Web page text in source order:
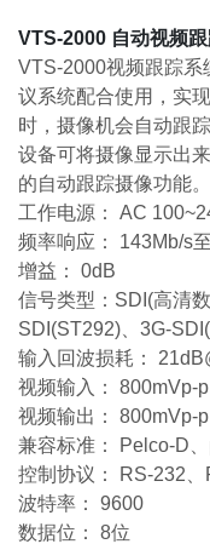
VTS-2000 自动视频
VTS-2000视频跟踪系
议系统配合使用，实
时，摄像机会自动跟
设备可将摄像显示出
的自动跟踪摄像功能
工作电源： AC
频率响应： 143Mb/s
增益： 0dB
信号类型：SDI(高清
SDI(ST292)、3G-
输入回波损耗：
视频输入： 800mVp-p
视频输出： 800mVp-p
兼容标准： Pelco-D
控制协议： RS-232
波特率： 9600
数据位： 8位